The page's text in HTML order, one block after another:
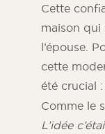
Cette
maison qui
l’épouse.
cette
été crucial :
Comme le
L’idée